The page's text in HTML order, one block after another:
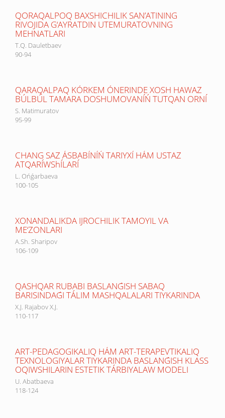
QORAQALPOQ BAXSHICHILIK SAN’ATINING
RIVOJIDA G‘AYRATDIN UTEMURATOVNING
MEHNATLARI
T.Q. Dauletbaev
90-94
QARAQALPAQ KÓRKEM ÓNERINDE XOSH HAWAZ
BÚLBÚL TAMARA DOSHUMOVANÍŃ TUTQAN ORNÍ
S. Matimuratov
95-99
CHANG SAZ ÁSBABÍNÍŃ TARIYXÍ HÁM USTAZ
ATQARÍWShÍLARÍ
L. Ońǵarbaeva
100-105
XONANDALIKDA IJROCHILIK TAMOYIL VA
ME‘ZONLARI
A.Sh. Sharipov
106-109
QASHQAR RUBABI BASLANǴISH SABAQ
BARISINDAǴI TÁLIM MASHQALALARI TIYKARINDA
X.J. Rajabov X.J.
110-117
ART-PEDAGOGIKALIQ HÁM ART-TERAPEVTIKALIQ
TEXNOLOGIYALAR TIYKARINDA BASLANǴISH KLASS
OQIWSHILARIN ESTETIK TÁRBIYALAW MODELI
U. Abatbaeva
118-124